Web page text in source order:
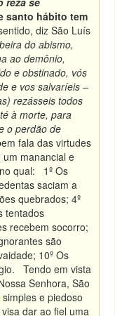
santo hábito tem
diz São Luís
do abismo,
ao demônio,
e obstinado, vós
e vos salvaríeis –
rezásseis todos
à morte, para
o perdão de
fala das virtudes
manancial e
qual: 1º Os
saciam a
quebrados; 4º
tentados
recebem socorro;
são
10º Os
Tendo em vista
Senhora, São
simples e piedoso
dar ao fiel uma